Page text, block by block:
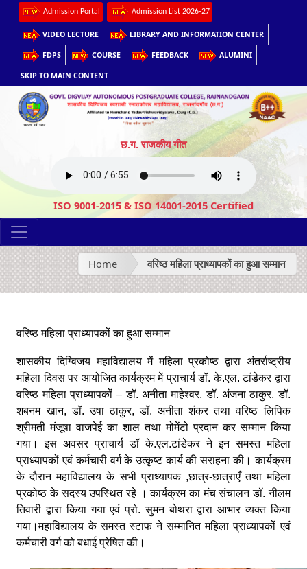
Admission Portal Admission List 2026-27
VIDEO LECTURE LIBRARY AND INFORMATION CENTER
FDPS COURSE FEEDBACK ALUMINI
SKIP TO MAIN CONTENT
छ.ग. राजकीय गीत
ISO 9001-2015 & ISO 14001-2015 Certified
Home वरिष्ठ महिला प्राध्यापकों का हुआ सम्मान
वरिष्ठ महिला प्राध्यापकों का हुआ सम्मान
शासकीय दिग्विजय महाविद्यालय में महिला प्रकोष्ठ द्वारा अंतर्राष्ट्रीय
महिला दिवस पर आयोजित कार्यक्रम में प्राचार्य डॉ. के.एल. टांडेकर द्वारा
वरिष्ठ महिला प्राध्यापकों – डॉ. अनीता माहेश्वर, डॉ. अंजना ठाकुर, डॉ.
शबनम खान, डॉ. उषा ठाकुर, डॉ. अनीता शंकर तथा वरिष्ठ लिपिक
श्रीमती मंजूषा वाजपेई का शाल तथा मोमेंटो प्रदान कर सम्मान किया
गया। इस अवसर प्राचार्य डॉ के.एल.टांडेकर ने इन समस्त महिला
प्राध्यापकों एवं कर्मचारी वर्ग के उत्कृष्ट कार्य की सराहना की। कार्यक्रम
के दौरान महाविद्यालय के सभी प्राध्यापक ,छात्र-छात्राएँ तथा महिला
प्रकोष्ठ के सदस्य उपस्थित रहे । कार्यक्रम का मंच संचालन डॉ. नीलम
तिवारी द्वारा किया गया एवं प्रो. सुमन बोथरा द्वारा आभार व्यक्त किया
गया।महाविद्यालय के समस्त स्टाफ ने सम्मानित महिला प्राध्यापकों एवं
कर्मचारी वर्ग को बधाई प्रेषित की।